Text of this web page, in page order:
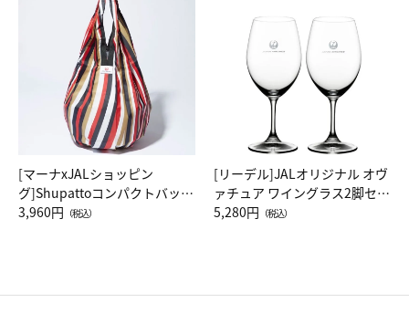
[マーナxJALショッピン
グ]Shupattoコンパクトバッグ
Drop JAL客室乗務員（LC）ス
3,960円 （税込）
[リーデル]JALオリジナル オヴ
ァチュア ワイングラス2脚セッ
ト（レッドワイン）
5,280円 （税込）